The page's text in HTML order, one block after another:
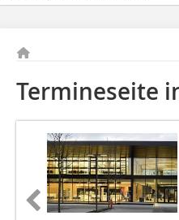
Termineseite